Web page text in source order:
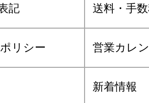
記 送料・手
リシー 営業カレ
新着情報